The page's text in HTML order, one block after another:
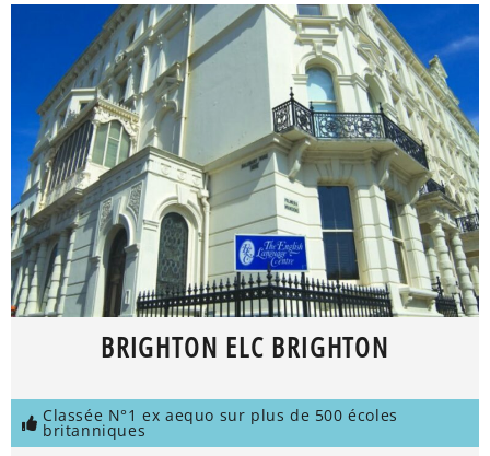
BRIGHTON ELC BRIGHTON
Classée N°1 ex aequo sur plus de 500 écoles
britanniques